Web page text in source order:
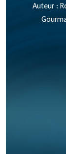
Auteur :